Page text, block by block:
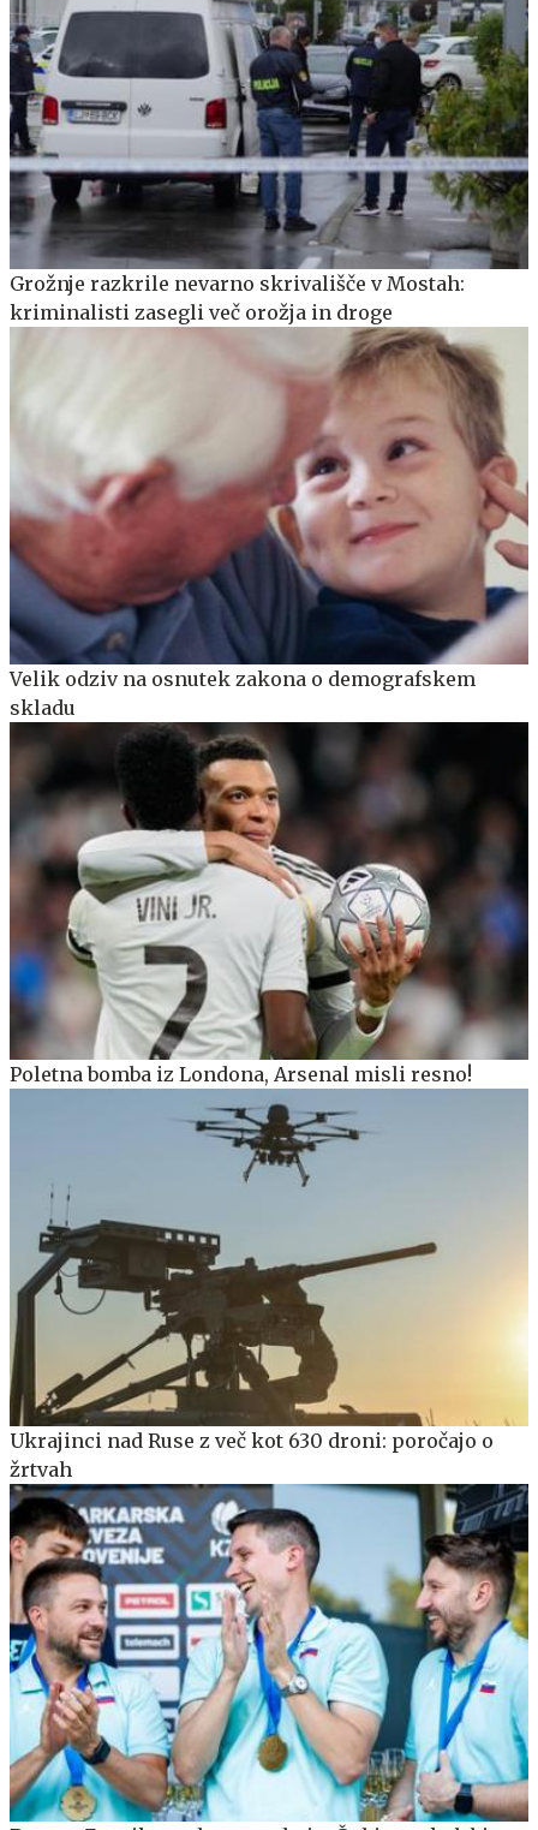
Grožnje razkrile nevarno skrivališče v Mostah:
kriminalisti zasegli več orožja in droge
Velik odziv na osnutek zakona o demografskem
skladu
Poletna bomba iz Londona, Arsenal misli resno!
Ukrajinci nad Ruse z več kot 630 droni: poročajo o
žrtvah